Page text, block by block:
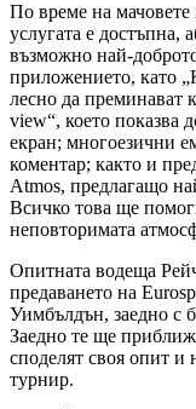
По време на
услугата е достъпна,
възможно най-
приложението, като
лесно да преминават
view“, което показва
екран; многоезични
коментар; както и
Atmos, предлагащо
Всичко това ще
неповторимата
Опитната водеща
предаването на
Уимбълдън, заедно с
Заедно те ще
споделят своя опит и
турнир.